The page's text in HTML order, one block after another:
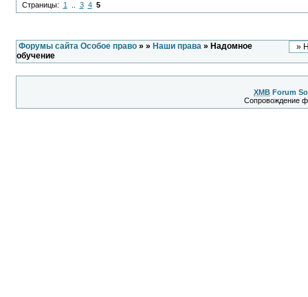
Страницы: 1 3 4 5
Форумы сайта Особое право» » Наши права» Надомное
обучение
XMB Forum
Сопровождение